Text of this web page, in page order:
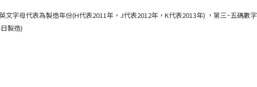
字母代表為製造年份(H代表2011年，J代表2012年，K代表2013年) ，第三~五碼數字
製造)